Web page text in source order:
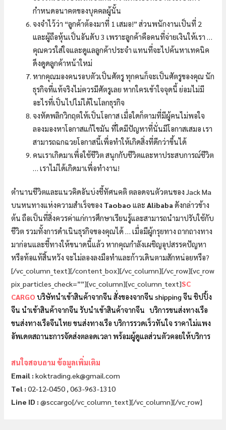
กำหนดอนาคตของบุคคลผู้นั้น
จงจำไว้ว่า “ลูกค้าต้องมาที่ 1 เสมอ!” ส่วนพนักงานเป็นที่ 2
และผู้ถือหุ้นเป็นอันดับ 3 เพราะลูกค้าคือคนที่จ่ายเงินให้เรา …
คุณควรใส่ใจและดูแลลูกค้าประจำ แทนที่จะไปค้นหาเทคนิค
ดึงดูดลูกค้าหน้าใหม่
หากคุณมองคนรอบตัวเป็นศัตรู ทุกคนก็จะเป็นศัตรูของคุณ นัก
ธุรกิจที่แท้จริงไม่ควรมีศัตรูเลย หากใครเข้าใจจุดนี้ ย่อมไม่มี
อะไรที่เป็นไปไม่ได้ในโลกธุรกิจ
จงหัดพลิกวิกฤตให้เป็นโอกาส เมื่อใดก็ตามที่มีผู้คนไม่พอใจ
ลองมองหาโอกาสแก้ไขมัน ที่ใดมีปัญหาที่นั่นมีโอกาสเสมอ เรา
สามารถฉกฉวยโอกาสนี้เพื่อทำให้เกิดสิ่งที่ดีกว่าขึ้นได้
คนเราเกิดมาเพื่อใช้ชีวิต สนุกกับชีวิตและหาประสบการณ์ชีวิต
… เราไม่ได้เกิดมาเพื่อทำงาน!
ตำนานชีวิตและแนวคิดอันบ่งชี้ทัศนคติ ตลอดจนตัวตนของ Jack Ma
บนหนทางแห่งความสำเร็จของ TaobaoและAlibaba ดังกล่าวข้าง
ต้น ถือเป็นที่สิ่งควรค่าแก่การศึกษาเรียนรู้และสามารถนำมาปรับใช้กับ
ชีวิต รวมทั้งการดำเนินธุรกิจของคุณได้ … เมื่อมีผู้กรุยทาง ถากถางทาง
มาก่อนและชี้ทางให้ขนาดนี้แล้ว หากคุณกำลังเผชิญอุปสรรคปัญหา
หรือท้อแท้สิ้นหวัง จะไม่ลองลงมือทำและก้าวเดินตามสักหน่อยหรือ?
[/vc_column_text][/content_box][/vc_column][/vc_row][vc_row
pix_particles_check=””][vc_column][vc_column_text]SC
CARGO บริษัทนำเข้าสินค้าจากจีน สั่งของจากจีน shipping จีน ชิปปิ้ง
จีน นำเข้าสินค้าจากจีน รับนำเข้าสินค้าจากจีน บริการขนส่งทางเรือ
ขนส่งทางเรือจีนไทยขนส่งทางเรือบริการรวดเร็วทันใจ ราคาไม่แพง
อัพเดตสถานะการจัดส่งตลอดเวลา พร้อมผู้ดูแลส่วนตัวคอยให้บริการ
สนใจสอบถาม ข้อมูลเพิ่มเติม
Email : koktrading.ek@gmail.com
Tel : 02-12-0450 ,063-963-1310
Line ID : @sccargo[/vc_column_text][/vc_column][/vc_row]